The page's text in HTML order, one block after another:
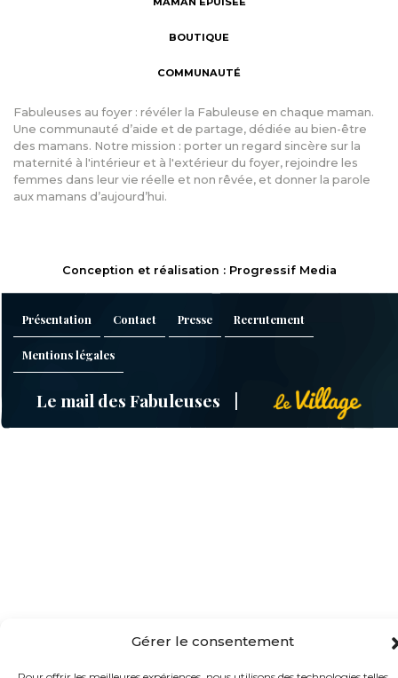
Gérer le consentement
BOUTIQUE
COMMUNAUTÉ
Fabuleuses au foyer : révéler la Fabuleuse en chaque maman.
Une communauté d’aide et de partage, dédiée au bien-être
des mamans. Notre mission : porter un regard sincère sur la
maternité à l'intérieur et à l'extérieur du foyer, rejoindre les
femmes dans leur vie réelle et non rêvée, et donner la parole
aux mamans d’aujourd’hui.
Conception et réalisation : Progressif Media
Présentation Contact Presse Recrutement
Mentions légales
Le mail des Fabuleuses